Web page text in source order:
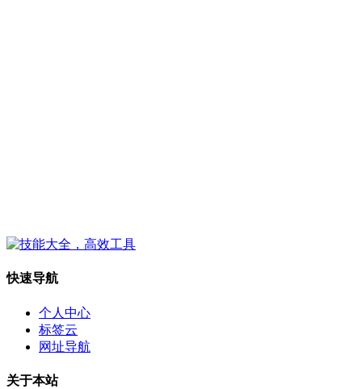
快速导航
个人中心
标签云
网址导航
关于本站